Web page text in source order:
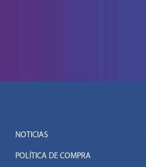
NOTICIAS
POLÍTICA DE COMPRA